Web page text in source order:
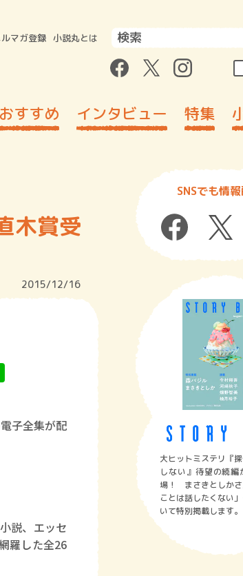
マガ登録 小説丸とは
おすすめ インタビュー 特集
木賞受
2015/12/16
子全集が配
説、エッセ
羅した全26
SNSでも情
大ヒットミステリ『
しない』待望の続編
場！ まさきとしかさ
ことは話したくない
いて特別掲載します。